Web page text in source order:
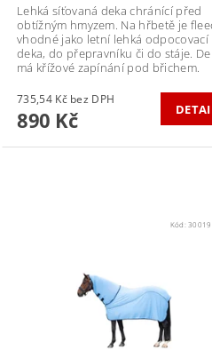
Lehká síťovaná deka chránící před
obtížným hmyzem. Na hřbetě je
vhodné jako letní lehká odpocovací
deka, do přepravníku či do stáje.
má křížové zapínání pod břichem.
735,54 Kč bez DPH
890 Kč
Kód: